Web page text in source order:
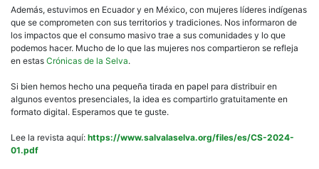
Además, estuvimos en Ecuador y en México, con mujeres líderes indígenas
que se comprometen con sus territorios y tradiciones. Nos informaron de
los impactos que el consumo masivo trae a sus comunidades y lo que
podemos hacer. Mucho de lo que las mujeres nos compartieron se refleja
en estas Crónicas de la Selva.
Si bien hemos hecho una pequeña tirada en papel para distribuir en
algunos eventos presenciales, la idea es compartirlo gratuitamente en
formato digital. Esperamos que te guste.
Lee la revista aquí: https://www.salvalaselva.org/files/es/CS-2024-
01.pdf